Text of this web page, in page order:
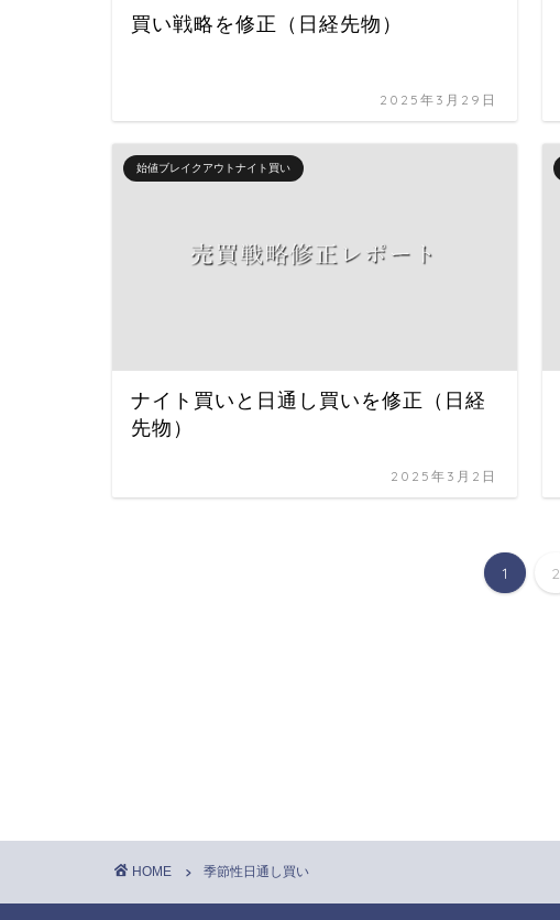
買い戦略を修正（日経先物）
2025年3月29日
始値ブレイクアウトナイト買い
ナイト買いと日通し買いを修正（日経
先物）
2025年3月2日
1 2
HOME 季節性日通し買い